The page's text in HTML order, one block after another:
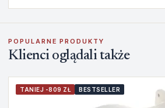
POPULARNE PRODUKTY
Klienci oglądali także
TANIEJ -809 ZŁ BESTSELLER